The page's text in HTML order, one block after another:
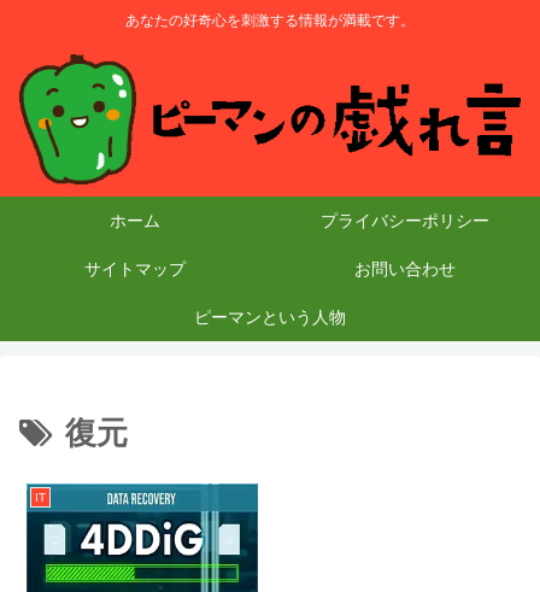
あなたの好奇心を刺激する情報が満載です。
ホーム プライバシーポリシー
サイトマップ お問い合わせ
ピーマンという人物
復元
IT